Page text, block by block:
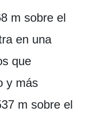
m sobre el
en una
que
y más
m sobre el